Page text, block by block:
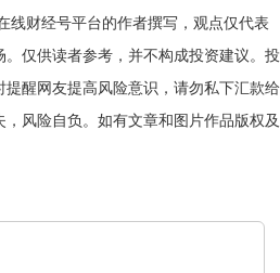
线财经号平台的作者撰写，观点仅代表
仅供读者参考，并不构成投资建议。投
醒网友提高风险意识，请勿私下汇款给
风险自负。如有文章和图片作品版权及